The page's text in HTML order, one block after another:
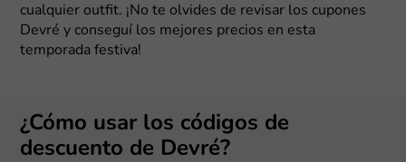
cualquier outfit. ¡No te olvides de revisar los cupones
Devré y conseguí los mejores precios en esta
temporada festiva!
¿Cómo usar los códigos de
descuento de Devré?